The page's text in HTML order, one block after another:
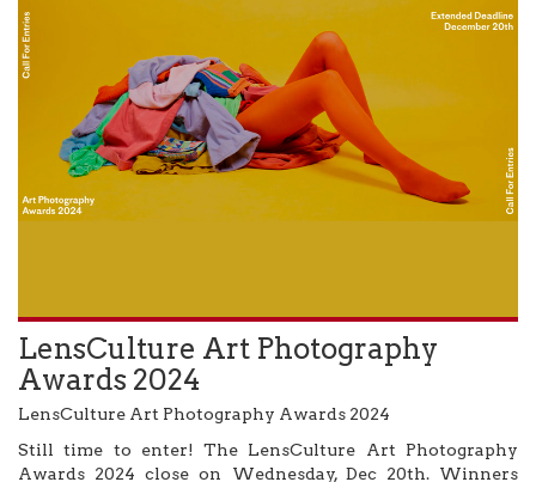
LensCulture Art Photography
Awards 2024
LensCulture Art Photography Awards 2024
Still time to enter! The LensCulture Art Photography
Awards 2024 close on Wednesday, Dec 20th. Winners